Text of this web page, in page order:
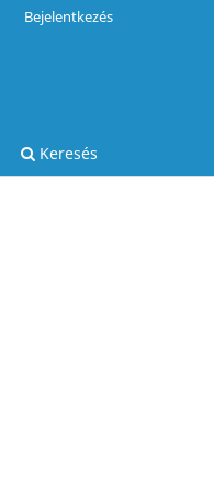
Keresés
Bejelentkezés